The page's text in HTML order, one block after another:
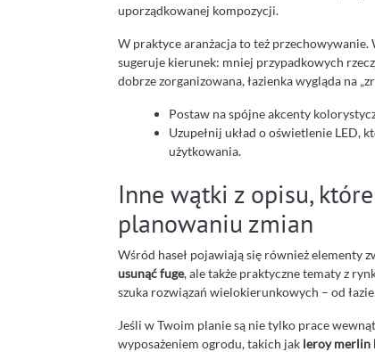
uporządkowanej kompozycji.
W praktyce aranżacja to też przechowywanie.
sugeruje kierunek: mniej przypadkowych
dobrze zorganizowana, łazienka wygląda na
Postaw na spójne akcenty
Uzupełnij układ o oświetlenie LED,
użytkowania.
Inne wątki z opisu,
planowaniu zmian
Wśród haseł pojawiają się również elementy
usunąć fuge, ale także praktyczne tematy z
szuka rozwiązań wielokierunkowych – od
Jeśli w Twoim planie są nie tylko prace
wyposażeniem ogrodu, takich jak leroy merlin